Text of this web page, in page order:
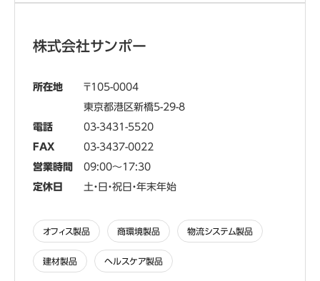
株式会社サンポー
所在地
105-0004
東京都港区新橋5-29-8
電話
03-3431-5520
FAX
03-3437-0022
営業時間
09:00～17:30
定休日
土・日・祝日・年末年始
オフィス製品 商環境製品 物流システム製品
建材製品 ヘルスケア製品